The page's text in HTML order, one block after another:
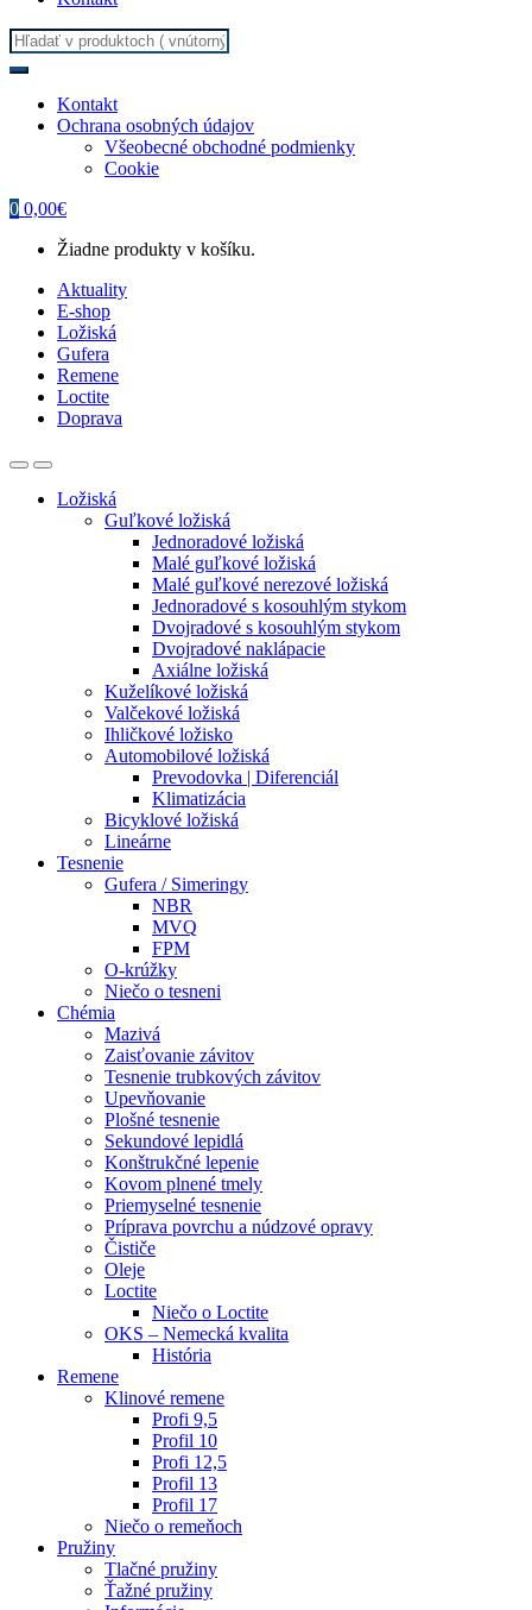
Search
for:
Kontakt
Ochrana osobných údajov
Všeobecné obchodné podmienky
Cookie
0 0,00€
Žiadne produkty v košíku.
Aktuality
E-shop
Ložiská
Gufera
Remene
Loctite
Doprava
Ložiská
Guľkové ložiská
Jednoradové ložiská
Malé guľkové ložiská
Malé guľkové nerezové ložiská
Jednoradové s kosouhlým stykom
Dvojradové s kosouhlým stykom
Dvojradové naklápacie
Axiálne ložiská
Kuželíkové ložiská
Valčekové ložiská
Ihličkové ložisko
Automobilové ložiská
Prevodovka | Diferenciál
Klimatizácia
Bicyklové ložiská
Lineárne
Tesnenie
Gufera / Simeringy
NBR
MVQ
FPM
O-krúžky
Niečo o tesneni
Chémia
Mazivá
Zaisťovanie závitov
Tesnenie trubkových závitov
Upevňovanie
Plošné tesnenie
Sekundové lepidlá
Konštrukčné lepenie
Kovom plnené tmely
Priemyselné tesnenie
Príprava povrchu a núdzové opravy
Čističe
Oleje
Loctite
Niečo o Loctite
OKS – Nemecká kvalita
História
Remene
Klinové remene
Profi 9,5
Profil 10
Profi 12,5
Profil 13
Profil 17
Niečo o remeňoch
Pružiny
Tlačné pružiny
Ťažné pružiny